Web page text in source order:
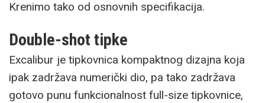
Krenimo tako od osnovnih specifikacija.
Double-shot tipke
Excalibur je tipkovnica kompaktnog dizajna koja
ipak zadržava numerički dio, pa tako zadržava
gotovo punu funkcionalnost full-size tipkovnice,